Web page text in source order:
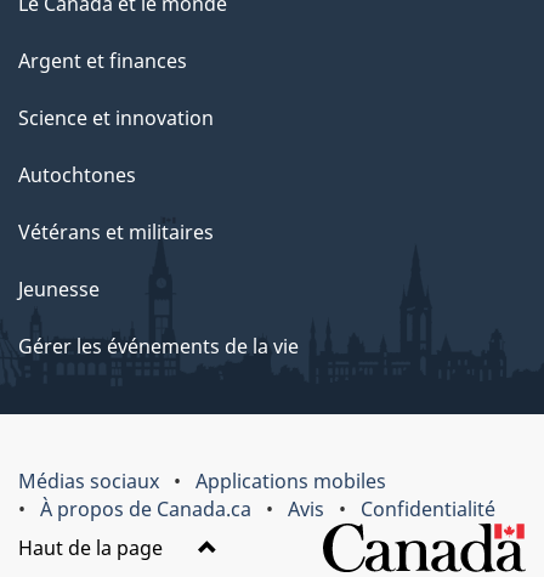
Argent et finances
Science et innovation
Autochtones
Vétérans et militaires
Jeunesse
Gérer les événements de la vie
Médias sociaux
Applications mobiles
À propos de Canada.ca
Avis
Confidentialité
Haut de la page